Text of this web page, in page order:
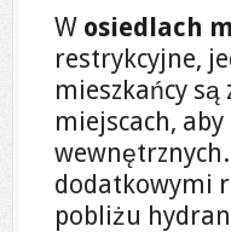
W osiedlach
restrykcyjne,
mieszkańcy
miejscach,
dodatkowymi
pobliżu